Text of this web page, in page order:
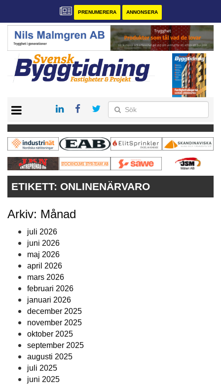
PRENUMERERA ANNONSERA
PRENUMERERA
VÅRA ANDRA MAGASIN
ANNONSERA
KONTAKT
ETIKETT: ONLINENÄRVARO
Arkiv: Månad
juli 2026
juni 2026
maj 2026
april 2026
mars 2026
februari 2026
januari 2026
december 2025
november 2025
oktober 2025
september 2025
augusti 2025
juli 2025
juni 2025